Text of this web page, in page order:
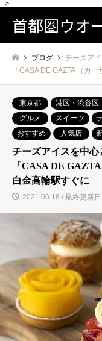
-->
首都圏ウオ
ブログ
チーズア
「CASA DE GAZTA （カ
東京都
港区・渋谷区
グルメ
スイーツ
おすすめ
人気店
チーズアイスを中
「CASA DE
白金高輪駅すぐに
2021.06.18 / 最終更新